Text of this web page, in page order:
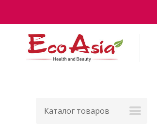
Каталог товаров